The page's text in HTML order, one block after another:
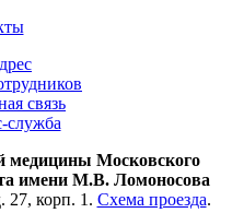
связь
служба
медицины Московского
имени М.В. Ломоносова
27, корп. 1. Схема проезда.